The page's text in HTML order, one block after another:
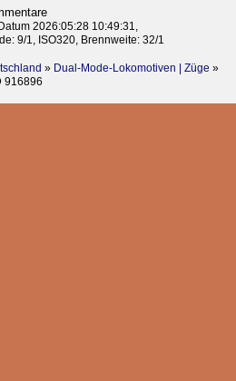
2026:05:28 10:49:31,
9/1, ISO320, Brennweite: 32/1
» Dual-Mode-Lokomotiven | Züge »
916896